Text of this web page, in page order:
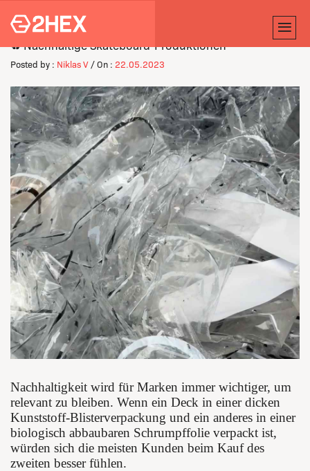
♻️ Nachhaltige Skateboard-Produktionen
Posted by : Niklas V / On : 22.05.2023
Nachhaltigkeit wird für Marken immer wichtiger, um
relevant zu bleiben. Wenn ein Deck in einer dicken
Kunststoff-Blisterverpackung und ein anderes in einer
biologisch abbaubaren Schrumpffolie verpackt ist,
würden sich die meisten Kunden beim Kauf des
zweiten besser fühlen.